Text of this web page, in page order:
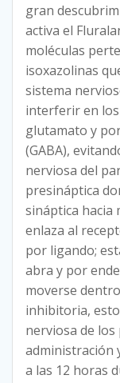
gran
activa el
moléculas
isoxazolinas
sistema
interferir en
glutamato y
(GABA),
nerviosa del
presináptica
sináptica hacia
enlaza al
por ligando;
abra y por
moverse
inhibitoria,
nerviosa de los
administración
a las 12 horas